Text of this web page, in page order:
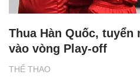
THỂ THAO
Thua Hàn Quốc, tuyển
vào vòng Play-off